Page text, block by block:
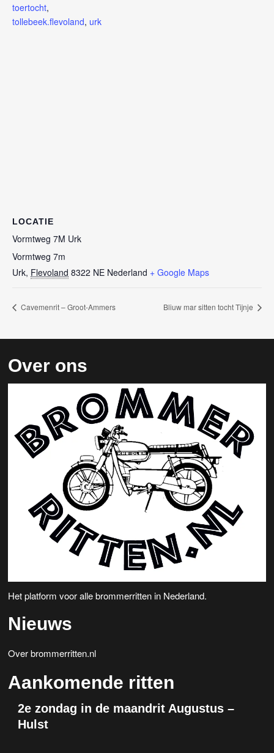
toertocht,
tollebeek.flevoland, urk
LOCATIE
Vormtweg 7M Urk
Vormtweg 7m
Urk, Flevoland 8322 NE Nederland + Google Maps
Cavemenrit – Groot-Ammers Bliuw mar sitten tocht Tijnje
Over ons
Het platform voor alle brommerritten in Nederland.
Nieuws
Over brommerritten.nl
Aankomende ritten
2e zondag in de maandrit Augustus –
Hulst